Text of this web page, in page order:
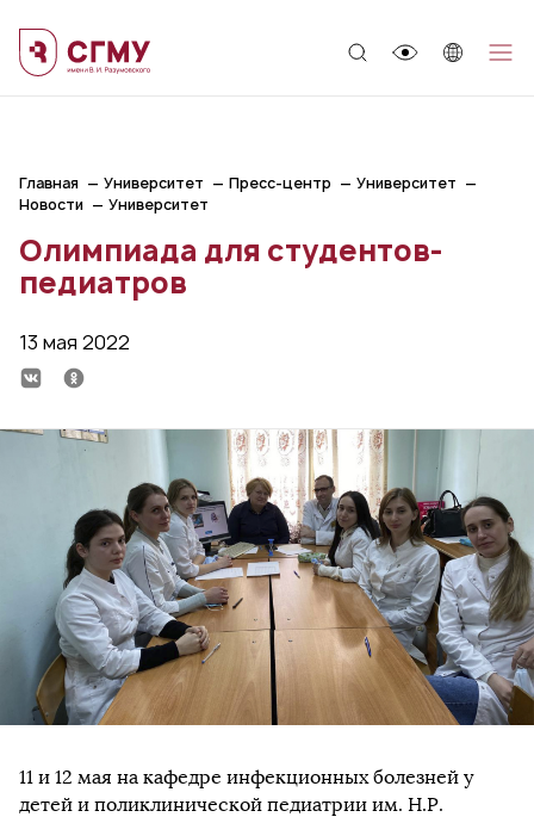
Главная Университет Пресс-центр
Университет
Новости
Университет
Олимпиада для студентов-
педиатров
13 мая 2022
11 и 12 мая на кафедре инфекционных болезней у
детей и поликлинической педиатрии им. Н.Р.